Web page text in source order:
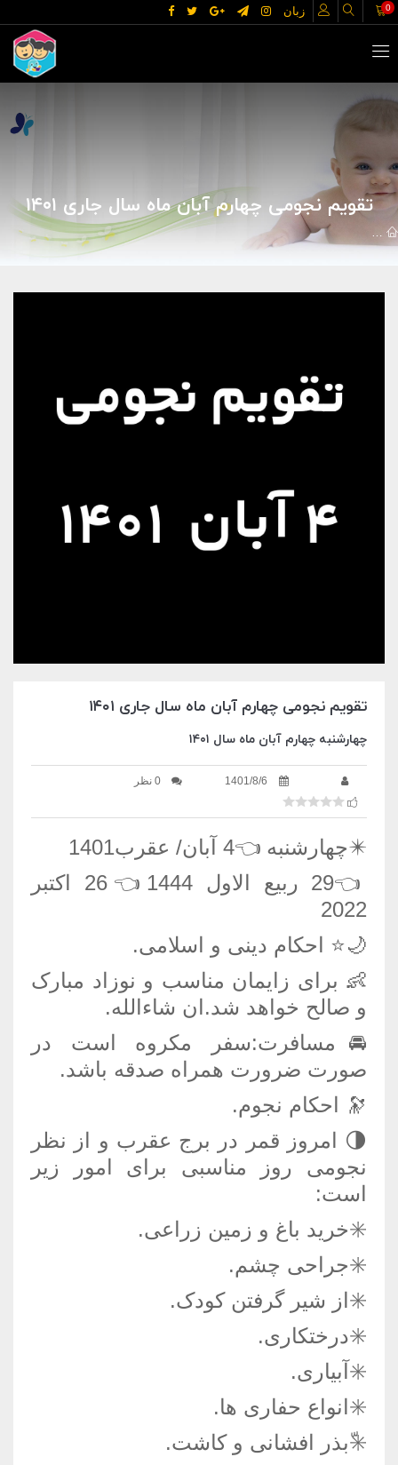
زبان 0
تقویم نجومی چهارم آبان ماه سال جاری ۱۴۰۱
تقویم نجومی روزانه تقویم نجومی چهارم آبان ماه سال جاری ۱۴۰۱
تقویم نجومی چهارم آبان ماه سال جاری ۱۴۰۱
چهارشنبه چهارم آبان ماه سال ۱۴۰۱
1401/8/6 0 نظر
✴️چهارشنبه 👈4 آبان/ عقرب1401
👈29 ربیع الاول 1444👈26 اکتبر
2022
🌙⭐️ احکام دینی و اسلامی.
👶 برای زایمان مناسب و نوزاد مبارک
و صالح خواهد شد.ان شاءالله.
🚘مسافرت:سفر مکروه است در
صورت ضرورت همراه صدقه باشد.
🔭 احکام نجوم.
🌗 امروز قمر در برج عقرب و از نظر
نجومی روز مناسبی برای امور زیر
است:
✳️خرید باغ و زمین زراعی.
✳️جراحی چشم.
✳️از شیر گرفتن کودک.
✳️درختکاری.
✳️آبیاری.
✳️انواع حفاری ها.
✳️ّبذر افشانی و کاشت.